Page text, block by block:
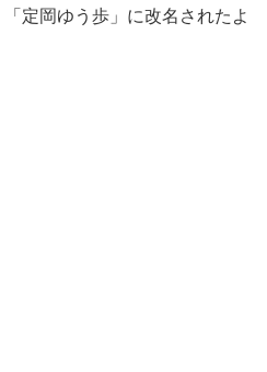
定岡ゆう歩」に改名されたよ